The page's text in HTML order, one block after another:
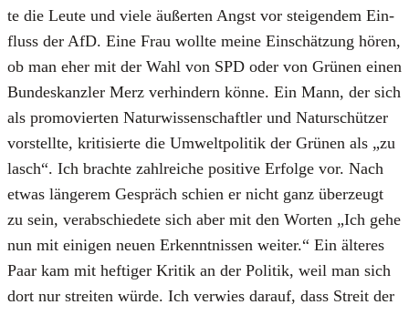
te die Leu­te und vie­le äußer­ten Angst vor stei­gen­dem Ein­
fluss der AfD. Eine Frau woll­te mei­ne Ein­schät­zung hören,
ob man eher mit der Wahl von SPD oder von Grü­nen einen
Bun­des­kanz­ler Merz ver­hin­dern kön­ne. Ein Mann, der sich
als pro­mo­vier­ten Natur­wis­sen­schaft­ler und Natur­schüt­zer
vor­stell­te, kri­ti­sier­te die Umwelt­po­li­tik der Grü­nen als „zu
lasch“. Ich brach­te zahl­rei­che posi­ti­ve Erfol­ge vor. Nach
etwas län­ge­rem Gespräch schien er nicht ganz über­zeugt
zu sein, ver­ab­schie­de­te sich aber mit den Wor­ten „Ich gehe
nun mit eini­gen neu­en Erkennt­nis­sen wei­ter.“ Ein älte­res
Paar kam mit hef­ti­ger Kri­tik an der Poli­tik, weil man sich
dort nur strei­ten wür­de. Ich ver­wies dar­auf, dass Streit der